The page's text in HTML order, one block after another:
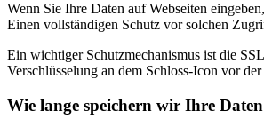
Wenn Sie Ihre Daten auf Webseiten
Einen vollständigen Schutz vor solchen
Ein wichtiger Schutzmechanismus ist die
Verschlüsselung an dem Schloss-Icon vor
Wie lange speichern wir Ihre